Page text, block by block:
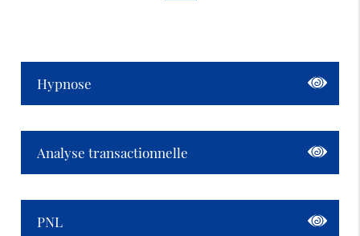
Hypnose
Analyse transactionnelle
PNL